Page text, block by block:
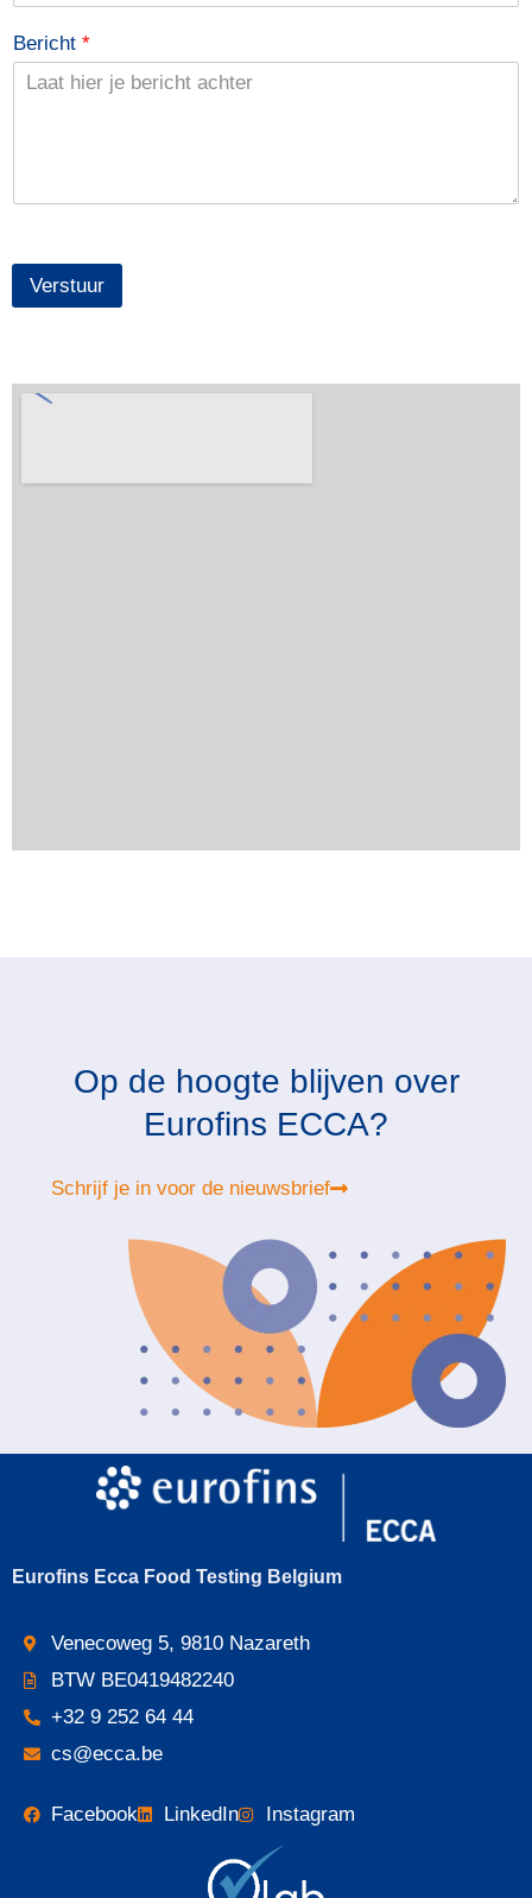
Bericht *
Verstuur
Op de hoogte blijven over
Eurofins ECCA?
Schrijf je in voor de nieuwsbrief
Eurofins Ecca Food Testing Belgium
Venecoweg 5, 9810 Nazareth
BTW BE0419482240
+32 9 252 64 44
cs@ecca.be
Facebook LinkedIn Instagram